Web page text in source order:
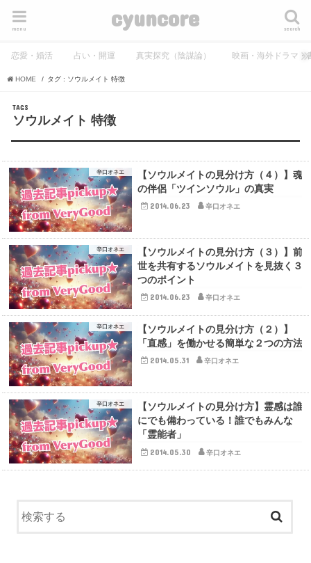
cyuncore search
menu
恋愛・婚活 占い・開運 真実探究（陰謀論） 映画・海外ドラマ・
HOME タグ : ソウルメイト 特徴
ソウルメイト 特徴
辛口オネエ
【ソウルメイトの見分け方（４）】魂
の伴侶「ツインソウル」の真実
2014.06.23 辛口オネエ
辛口オネエ
【ソウルメイトの見分け方（３）】前
世を共有するソウルメイトを見抜く３
つのポイント
2014.06.23 辛口オネエ
辛口オネエ
【ソウルメイトの見分け方（２）】
「直感」を働かせる簡単な２つの方法
2014.05.31 辛口オネエ
辛口オネエ
【ソウルメイトの見分け方】霊感は誰
にでも備わっている！誰でもみんな
「霊能者」
2014.05.30 辛口オネエ